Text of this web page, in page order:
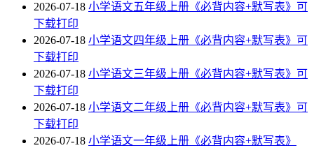
2026-07-18 小学语文五年级上册《必背内容+默写表》可
下载打印
2026-07-18 小学语文四年级上册《必背内容+默写表》可
下载打印
2026-07-18 小学语文三年级上册《必背内容+默写表》可
下载打印
2026-07-18 小学语文二年级上册《必背内容+默写表》可
下载打印
2026-07-18 小学语文一年级上册《必背内容+默写表》